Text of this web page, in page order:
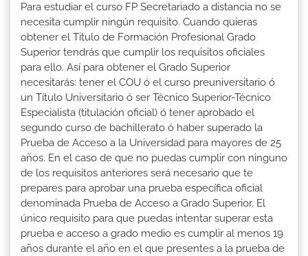
Para estudiar el curso FP Secretariado a distancia no se
necesita cumplir ningún requisito. Cuando quieras
obtener el Titulo de Formación Profesional Grado
Superior tendrás que cumplir los requisitos oficiales
para ello. Así para obtener el Grado Superior
necesitarás: tener el COU ó el curso preuniversitario ó
un Título Universitario ó ser Técnico Superior-Técnico
Especialista (titulación oficial) ó tener aprobado el
segundo curso de bachillerato ó haber superado la
Prueba de Acceso a la Universidad para mayores de 25
años. En el caso de que no puedas cumplir con ninguno
de los requisitos anteriores será necesario que te
prepares para aprobar una prueba específica oficial
denominada Prueba de Acceso a Grado Superior. El
único requisito para que puedas intentar superar esta
prueba e acceso a grado medio es cumplir al menos 19
años durante el año en el que presentes a la prueba de